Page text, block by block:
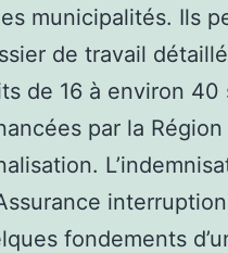
municipalités. Ils
de travail détaillé
de 16 à environ 40
par la
fondements